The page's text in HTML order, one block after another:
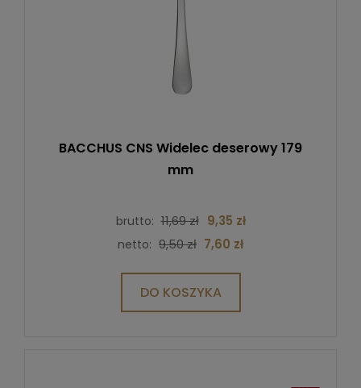
BACCHUS CNS Widelec deserowy 179
mm
brutto: 11,69 zł 9,35 zł
netto: 9,50 zł 7,60 zł
DO KOSZYKA